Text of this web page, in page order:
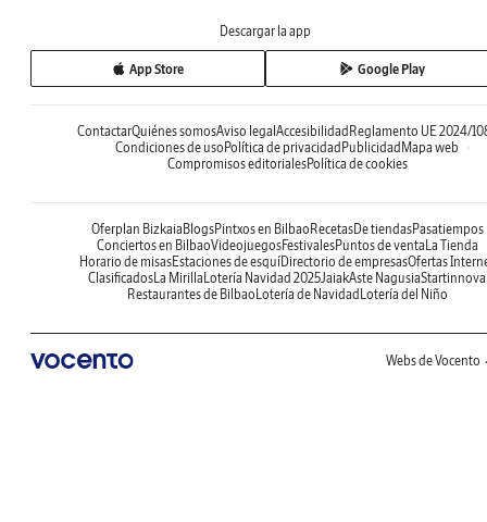
Descargar la app
App Store Google Play
ContactarQuiénes somosAviso legal Accesibilidad Reglamento UE 2024/
Condiciones de uso Política de privacidad Publicidad Mapa web
Compromisos editorialesPolítica de cookies
Oferplan Bizkaia BlogsPintxos en Bilbao RecetasDe tiendasPasatiempos
Conciertos en BilbaoVideojuegosFestivalesPuntos de venta La Tienda
Horario de misasEstaciones de esquíDirectorio de empresasOfertas
ClasificadosLa Mirilla Lotería Navidad 2025JaiakAste NagusiaStartinnova
Restaurantes de Bilbao Lotería de Navidad Lotería del Niño
Webs de Vocento